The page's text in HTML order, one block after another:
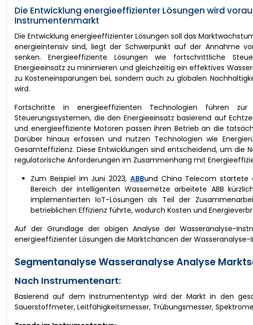
Die Entwicklung energieeffizienter Lösungen wird
Instrumentenmarkt
Die Entwicklung energieeffizienter Lösungen soll das
energieintensiv sind, liegt der Schwerpunkt auf der Annahme
senken. Energieeffiziente Lösungen wie fortschrittliche
Energieeinsatz zu minimieren und gleichzeitig ein effektives
zu Kosteneinsparungen bei, sondern auch zu globalen
wird.
Fortschritte in energieeffizienten Technologien führen
Steuerungssystemen, die den Energieeinsatz basierend auf
und energieeffiziente Motoren passen ihren Betrieb an die
Darüber hinaus erfassen und nutzen Technologien wie
Gesamteffizienz. Diese Entwicklungen sind entscheidend, um
regulatorische Anforderungen im Zusammenhang mit
Zum Beispiel im Juni 2023, ABBund China Telecom startete
Bereich der intelligenten Wassernetze arbeitete ABB
implementierten IoT-Lösungen als Teil der
betrieblichen Effizienz führte, wodurch Kosten und
Auf der Grundlage der obigen Analyse der Wasseranalyse-
energieeffizienter Lösungen die Marktchancen der
Segmentanalyse Wasseranalyse Analyse
Nach Instrumentenart:
Basierend auf dem Instrumententyp wird der Markt in den
Sauerstoffmeter, Leitfähigkeitsmesser, Trübungsmesser,